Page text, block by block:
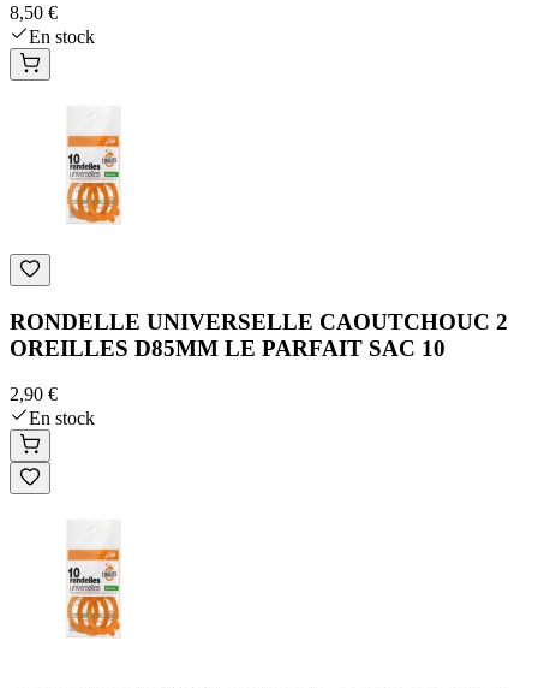
8,50 €
En stock
RONDELLE UNIVERSELLE CAOUTCHOUC 2
OREILLES D85MM LE PARFAIT SAC 10
2,90 €
En stock